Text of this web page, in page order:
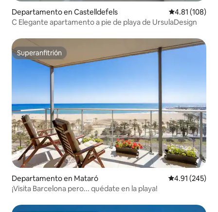
Departamento en Castelldefels Calificación
4.81 (108)
C Elegante apartamento a pie de playa de UrsulaDesign
Superanfitrión
Superanfitrión
Departamento en Mataró Calificación
4.91 (245)
¡Visita Barcelona pero... quédate en la playa!